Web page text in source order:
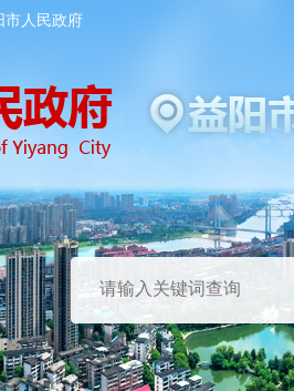
市人民政府